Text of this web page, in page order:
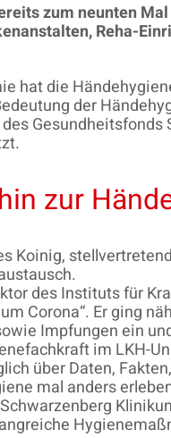
zum neunten
Reha-
hat die
der
zur
Koinig,
des Instituts für
Corona“. Er ging
Impfungen ein
im LKH-
über Daten,
mal anders